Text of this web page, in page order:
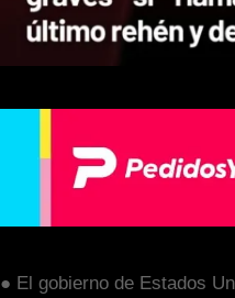
● El gobierno de Estados